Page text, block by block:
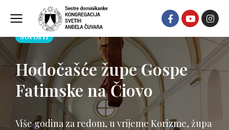
NOVOSTI
Hodočašće župe Gospe
Fatimske na Čiovo
Više godina za redom, u vrijeme Korizme, župa